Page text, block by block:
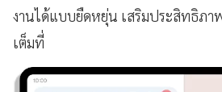
งานได้แบบยืดหยุ่น เสริมประสิทธิภาพ
เต็มที่